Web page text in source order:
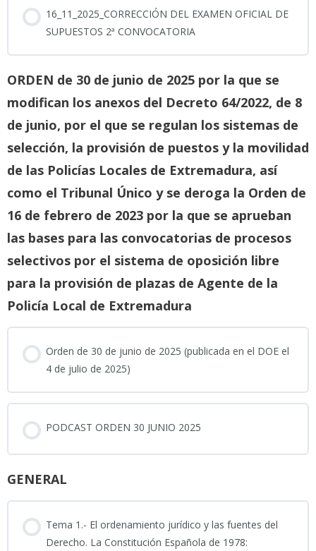
Modificación CP y LECrim 2026
MULTIREINCIDENCIA 2026
PODCAST_REFORMA 2026 CP Y LECrim
BOE-A-2026-7966
Simulacro Interactivo Reforma Penal 2026
16_11_2025_CORRECCIÓN DEL EXAMEN OFICIAL DE
SUPUESTOS 2ª CONVOCATORIA
ORDEN de 30 de junio de 2025 por la que se
modifican los anexos del Decreto 64/2022, de 8
de junio, por el que se regulan los sistemas de
selección, la provisión de puestos y la movilidad
de las Policías Locales de Extremadura, así
como el Tribunal Único y se deroga la Orden de
16 de febrero de 2023 por la que se aprueban
las bases para las convocatorias de procesos
selectivos por el sistema de oposición libre
para la provisión de plazas de Agente de la
Policía Local de Extremadura
Orden de 30 de junio de 2025 (publicada en el DOE el
4 de julio de 2025)
PODCAST ORDEN 30 JUNIO 2025
GENERAL
Tema 1.- El ordenamiento jurídico y las fuentes del
Derecho. La Constitución Española de 1978: